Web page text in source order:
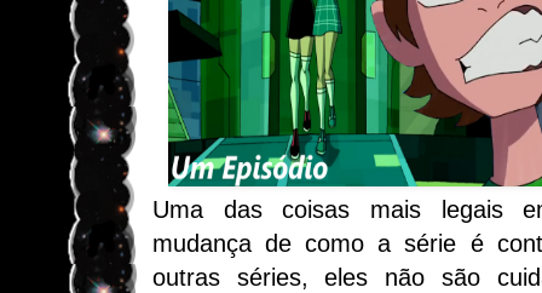
Uma das coisas mais legais
mudança de como a série é
outras séries, eles não são